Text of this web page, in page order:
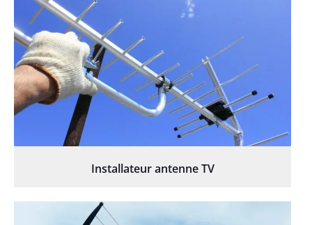
Installateur antenne TV